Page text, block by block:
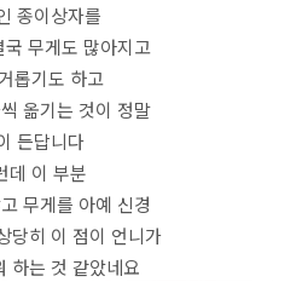
종이상자를
무게도 많아지고
롭기도 하고
옮기는 것이 정말
든답니다
데 이 부분
무게를 아예 신경
당히 이 점이 언니가
하는 것 같았네요